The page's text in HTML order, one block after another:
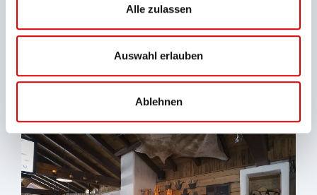
Alle zulassen
Auswahl erlauben
Ablehnen
sr.lightbox.Bild vergrößern